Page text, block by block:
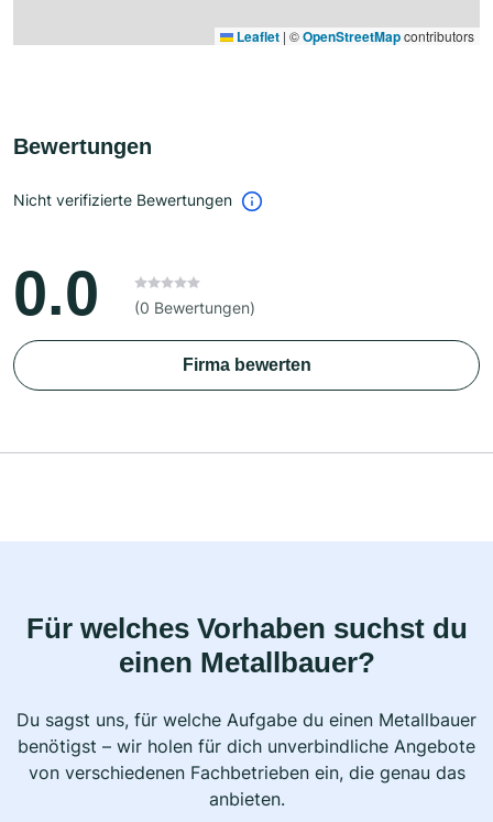
Leaflet | ©OpenStreetMapcontributors
Bewertungen
Nicht verifizierte Bewertungen
0.0 (0 Bewertungen)
Firma bewerten
Für welches Vorhaben suchst du
einen Metallbauer?
Du sagst uns, für welche Aufgabe du einen Metallbauer
benötigst – wir holen für dich unverbindliche Angebote
von verschiedenen Fachbetrieben ein, die genau das
anbieten.